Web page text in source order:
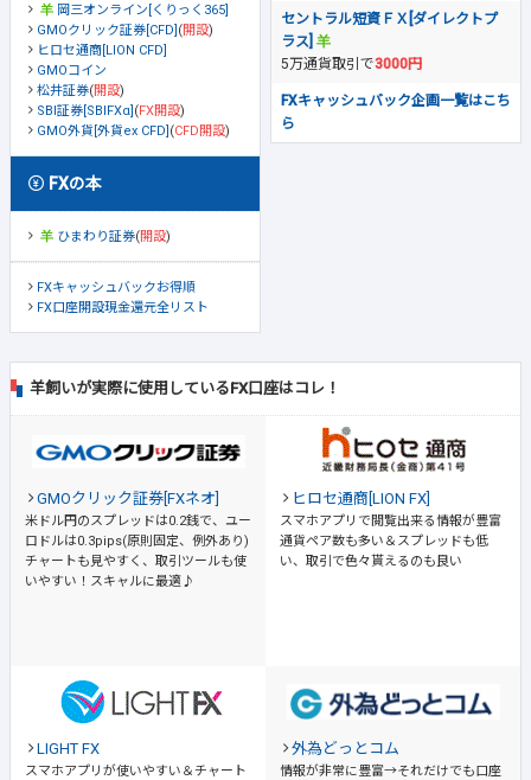
岡三オンライン[くりっく365]
GMOクリック証券[CFD] (開設)
ヒロセ通商[LION CFD]
GMOコイン
松井証券(開設)
SBI証券[SBIFXα] (FX開設)
GMO外貨[外貨ex CFD] (CFD開設)
FXの本
ひまわり証券(開設)
FXキャッシュバックお得順
FX口座開設現金還元全リスト
セントラル短資ＦＸ[ダイレクトプ
ラス]
5万通貨取引で3000円
FXキャッシュバック企画一覧はこち
ら
羊飼いが実際に使用しているFX口座はコレ！
GMOクリック証券[FXネオ]
米ドル円のスプレッドは0.2銭で、ユー
ロドルは0.3pips(原則固定、例外あり)
チャートも見やすく、取引ツールも使
いやすい！スキャルに最適♪
ヒロセ通商[LION FX]
スマホアプリで閲覧出来る情報が豊富
通貨ペア数も多い＆スプレッドも低
い、取引で色々貰えるのも良い
LIGHT FX
スマホアプリが使いやすい＆チャート
外為どっとコム
情報が非常に豊富→それだけでも口座